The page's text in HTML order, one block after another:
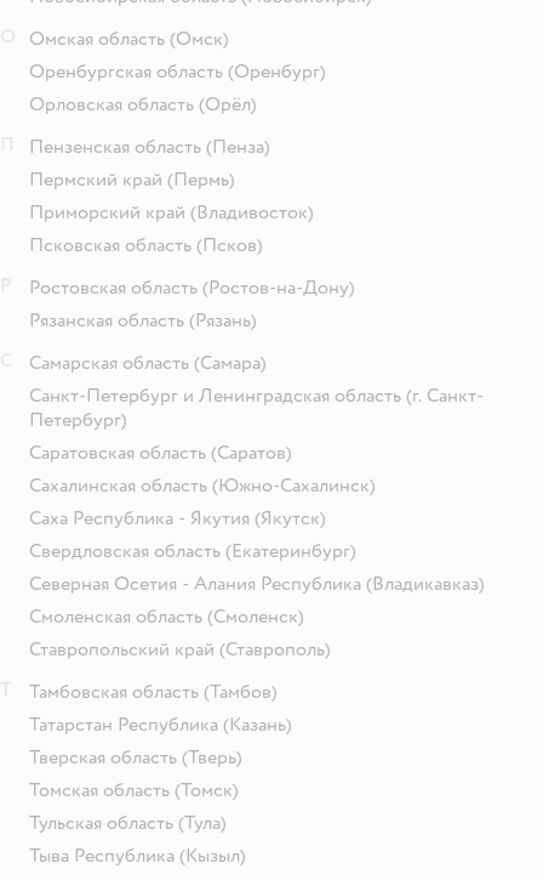
Омская область (Омск)
Оренбургская область (Оренбург)
Орловская область (Орёл)
Пензенская область (Пенза)
Пермский край (Пермь)
Приморский край (Владивосток)
Псковская область (Псков)
Ростовская область (Ростов-на-Дону)
Рязанская область (Рязань)
Самарская область (Самара)
Санкт-Петербург и Ленинградская область (г. Санкт-
Петербург)
Саратовская область (Саратов)
Сахалинская область (Южно-Сахалинск)
Саха Республика - Якутия (Якутск)
Свердловская область (Екатеринбург)
Северная Осетия - Алания Республика (Владикавказ)
Смоленская область (Смоленск)
Ставропольский край (Ставрополь)
Тамбовская область (Тамбов)
Татарстан Республика (Казань)
Тверская область (Тверь)
Томская область (Томск)
Тульская область (Тула)
Тыва Республика (Кызыл)